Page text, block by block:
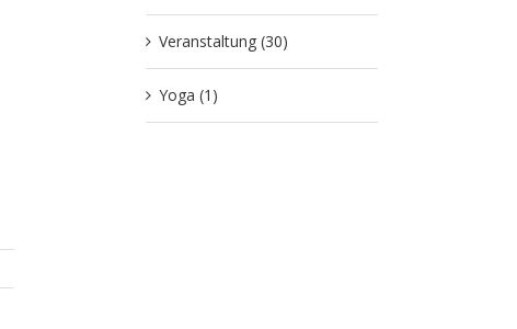
Veranstaltung (30)
Yoga (1)